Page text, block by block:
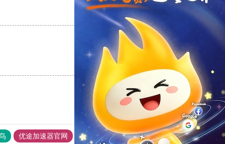
反对
反对[0]
优途加速器官网 风驰加速器 旋风加速器 八戒看书